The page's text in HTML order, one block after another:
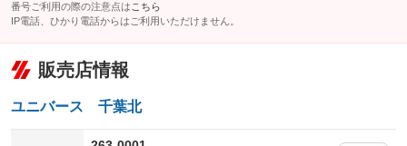
番号ご利用の際の注意点は こちら
IP電話、ひかり電話からはご利用いただけません。
販売店情報
ユニバース 千葉北